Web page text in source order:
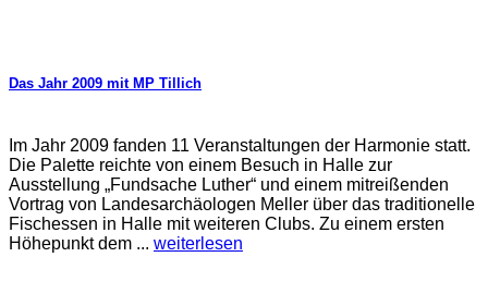
Das Jahr 2009 mit MP Tillich
Im Jahr 2009 fanden 11 Veranstaltungen der Harmonie statt.
Die Palette reichte von einem Besuch in Halle zur
Ausstellung „Fundsache Luther“ und einem mitreißenden
Vortrag von Landesarchäologen Meller über das traditionelle
Fischessen in Halle mit weiteren Clubs. Zu einem ersten
Höhepunkt dem ... weiterlesen